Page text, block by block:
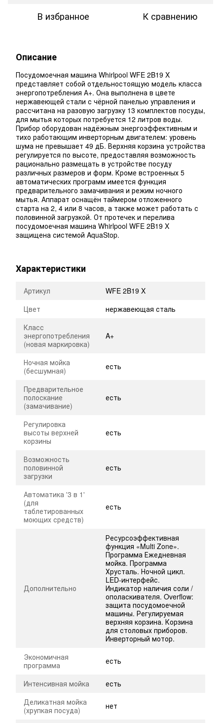
В избранное К сравнению
Описание
Посудомоечная машина Whirlpool WFE 2B19 X
представляет собой отдельностоящую модель класса
энергопотребления А+. Она выполнена в цвете
нержавеющей стали с чёрной панелью управления и
рассчитана на разовую загрузку 13 комплектов посуды,
для мытья которых потребуется 12 литров воды.
Прибор оборудован надёжным энергоэффективным и
тихо работающим инверторным двигателем: уровень
шума не превышает 49 дБ. Верхняя корзина устройства
регулируется по высоте, предоставляя возможность
рационально размещать в устройстве посуду
различных размеров и форм. Кроме встроенных 5
автоматических программ имеется функция
предварительного замачивания и режим ночного
мытья. Аппарат оснащён таймером отложенного
старта на 2, 4 или 8 часов, а также может работать с
половинной загрузкой. От протечек и перелива
посудомоечная машина Whirlpool WFE 2B19 X
защищена системой AquaStop.
Характеристики
Артикул
WFE 2B19 X
Цвет
нержавеющая сталь
Класс
энергопотребления
(новая маркировка)
A+
Ночная мойка
(бесшумная)
есть
Предварительное
полоскание
(замачивание)
есть
Регулировка
высоты верхней
корзины
есть
Возможность
половинной
загрузки
есть
Автоматика '3 в 1'
(для
таблетированных
моющих средств)
есть
Дополнительно
Ресурсоэффективная
функция «Multi Zone».
Программа Ежедневная
мойка. Программа
Хрусталь. Ночной цикл.
LED-интерфейс.
Индикатор наличия соли /
ополаскивателя. Overflow:
защита посудомоечной
машины. Регулируемая
верхняя корзина. Корзина
для столовых приборов.
Инверторный мотор.
Экономичная
программа
есть
Интенсивная мойка
есть
Деликатная мойка
(хрупкая посуда)
нет